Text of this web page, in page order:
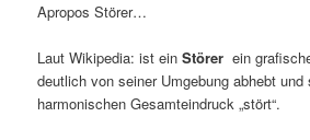
Apropos Störer…
Laut Wikipedia: ist einStörer ein
deutlich von seiner Umgebung abhebt und
harmonischen Gesamteindruck „stört“.